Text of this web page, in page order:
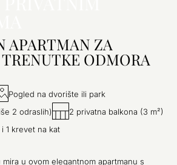
APARTMAN ZA
ODMORA
Pogled na dvorište ili park
2 odraslih)
2 privatna balkona (3 m²)
1 krevet na kat
u ovom elegantnom apartmanu s